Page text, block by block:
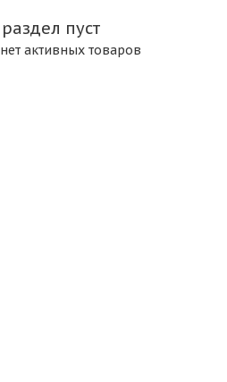
пуст
активных товаров